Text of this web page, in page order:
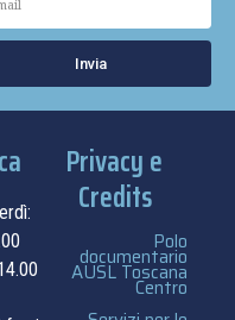
Invia
Privacy e
Credits
Polo
documentario
AUSL Toscana
Centro